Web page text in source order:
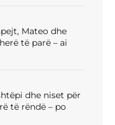
Mateo dhe
të parë – ai
dhe niset për
të rëndë – po